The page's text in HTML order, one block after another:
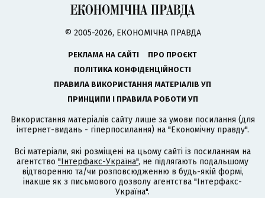
© 2005-2026, ЕКОНОМІЧНА ПРАВДА
РЕКЛАМА НА САЙТІ
ПРО ПРОЄКТ
ПОЛІТИКА КОНФІДЕНЦІЙНОСТІ
ПРАВИЛА ВИКОРИСТАННЯ МАТЕРІАЛІВ УП
ПРИНЦИПИ І ПРАВИЛА РОБОТИ УП
Використання матеріалів сайту лише за умови посилання (для
інтернет-видань - гіперпосилання) на "Економічну правду".
Всі матеріали, які розміщені на цьому сайті із посиланням на
агентство "Інтерфакс-Україна", не підлягають подальшому
відтворенню та/чи розповсюдженню в будь-якій формі,
інакше як з письмового дозволу агентства "Інтерфакс-
Україна".